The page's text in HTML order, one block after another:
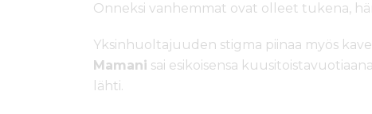
Onneksi vanhemmat ovat olleet tukena,
Yksinhuoltajuuden stigma piinaa myös
Mamani sai esikoisensa
lähti.